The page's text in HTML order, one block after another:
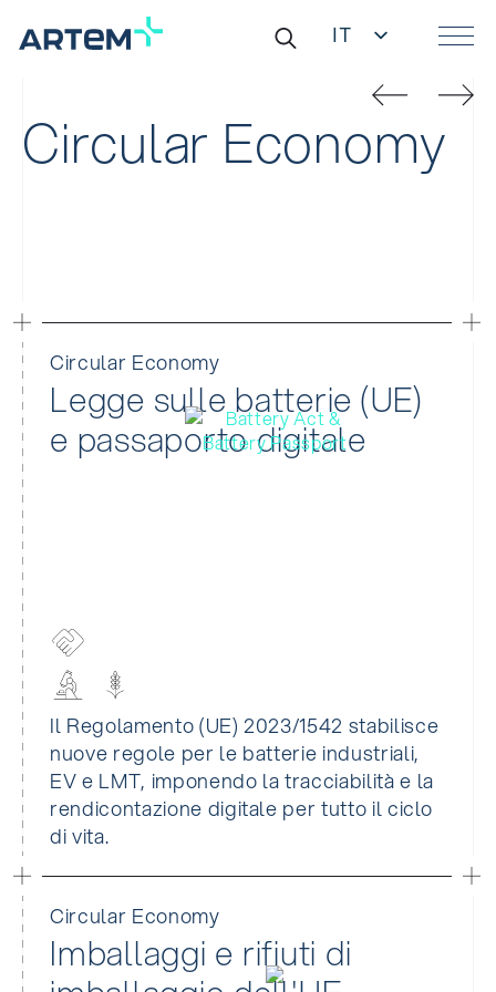
IT
Circular Economy
Circular Economy
Legge sulle batterie (UE)
e passaporto digitale
Il Regolamento (UE) 2023/1542 stabilisce
nuove regole per le batterie industriali,
EV e LMT, imponendo la tracciabilità e la
rendicontazione digitale per tutto il ciclo
di vita.
Circular Economy
Imballaggi e rifiuti di